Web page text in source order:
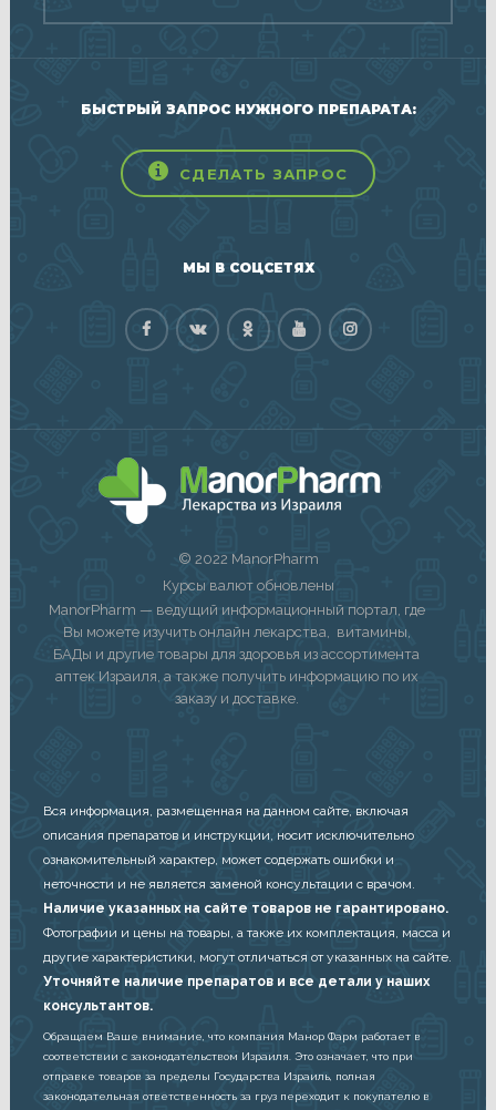
БЫСТРЫЙ ЗАПРОС НУЖНОГО ПРЕПАРАТА:
СДЕЛАТЬ ЗАПРОС
МЫ В СОЦСЕТЯХ
© 2022 ManorPharm
Курсы валют обновлены
ManorPharm — ведущий информационный портал, где
Вы можете изучить онлайн лекарства, витамины,
БАДы и другие товары для здоровья из ассортимента
аптек Израиля, а также получить информацию по их
заказу и доставке.
Вся информация, размещенная на данном сайте, включая
описания препаратов и инструкции, носит исключительно
ознакомительный характер, может содержать ошибки и
неточности и не является заменой консультации с врачом.
Наличие указанных на сайте товаров не гарантировано.
Фотографии и цены на товары, а также их комплектация, масса и
другие характеристики, могут отличаться от указанных на сайте.
Уточняйте наличие препаратов и все детали у наших
консультантов.
Обращаем Ваше внимание, что компания Манор Фарм работает в
соответствии с законодательством Израиля. Это означает, что при
отправке товаров за пределы Государства Израиль, полная
законодательная ответственность за груз переходит к покупателю в